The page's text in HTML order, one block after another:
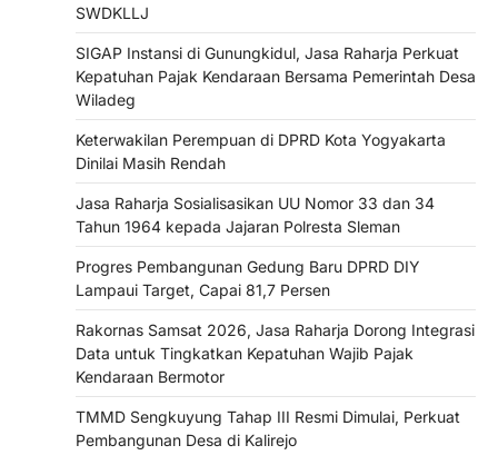
SWDKLLJ
SIGAP Instansi di Gunungkidul, Jasa Raharja Perkuat
Kepatuhan Pajak Kendaraan Bersama Pemerintah Desa
Wiladeg
Keterwakilan Perempuan di DPRD Kota Yogyakarta
Dinilai Masih Rendah
Jasa Raharja Sosialisasikan UU Nomor 33 dan 34
Tahun 1964 kepada Jajaran Polresta Sleman
Progres Pembangunan Gedung Baru DPRD DIY
Lampaui Target, Capai 81,7 Persen
Rakornas Samsat 2026, Jasa Raharja Dorong Integrasi
Data untuk Tingkatkan Kepatuhan Wajib Pajak
Kendaraan Bermotor
TMMD Sengkuyung Tahap III Resmi Dimulai, Perkuat
Pembangunan Desa di Kalirejo